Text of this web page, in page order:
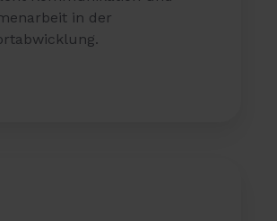
in der